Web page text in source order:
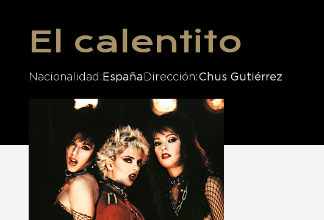
El calentito
Nacionalidad España Dirección Chus Gutiérrez